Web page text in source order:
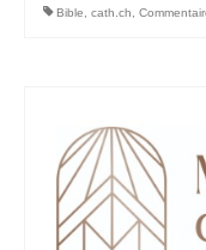
Bible, cath.ch,